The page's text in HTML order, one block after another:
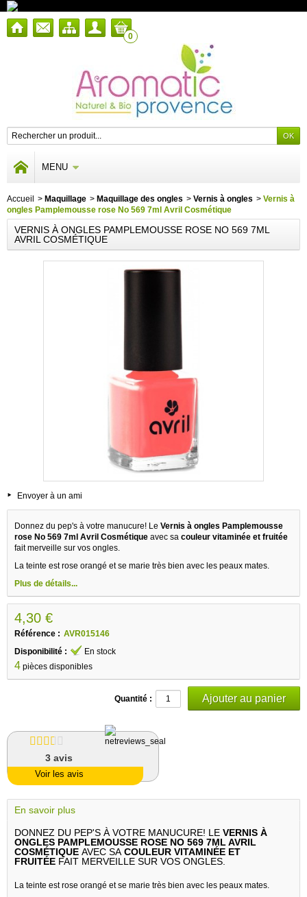
0
MENU
Accueil > Maquillage > Maquillage des ongles > Vernis à ongles > Vernis à
ongles Pamplemousse rose No 569 7ml Avril Cosmétique
VERNIS À ONGLES PAMPLEMOUSSE ROSE NO 569 7ML
AVRIL COSMÉTIQUE
Envoyer à un ami
Donnez du pep's à votre manucure! Le Vernis à ongles Pamplemousse
rose No 569 7ml Avril Cosmétique avec sa couleur vitaminée et fruitée
fait merveille sur vos ongles.
La teinte est rose orangé et se marie très bien avec les peaux mates.
Plus de détails...
4,30 €
Référence : AVR015146
Disponibilité :
En stock
4 pièces disponibles
Quantité :
3 avis
Voir les avis
En savoir plus
DONNEZ DU PEP'S À VOTRE MANUCURE! LE VERNIS À
ONGLES PAMPLEMOUSSE ROSE NO 569 7ML AVRIL
COSMÉTIQUE AVEC SA COULEUR VITAMINÉE ET
FRUITÉE FAIT MERVEILLE SUR VOS ONGLES.
La teinte est rose orangé et se marie très bien avec les peaux mates.